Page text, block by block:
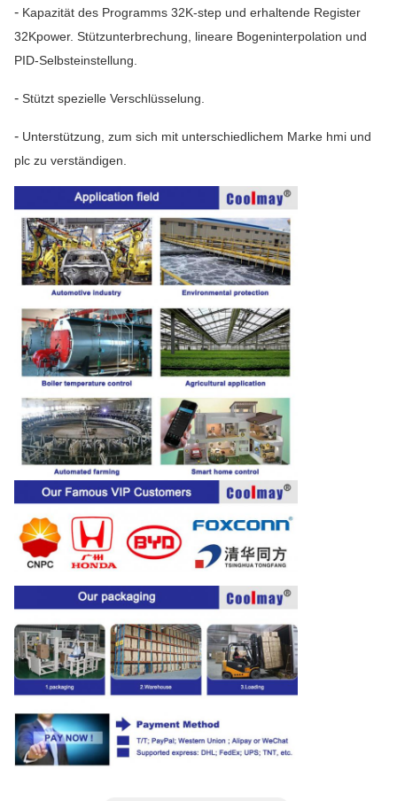
- Kapazität des Programms 32K-step und erhaltende Register
32Kpower. Stützunterbrechung, lineare Bogeninterpolation und
PID-Selbsteinstellung.
- Stützt spezielle Verschlüsselung.
- Unterstützung, zum sich mit unterschiedlichem Marke hmi und
plc zu verständigen.